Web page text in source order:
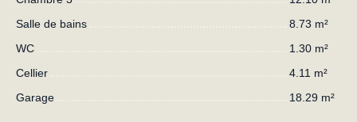
Salle de bains
8.73 m²
WC
1.30 m²
Cellier
4.11 m²
Garage
18.29 m²